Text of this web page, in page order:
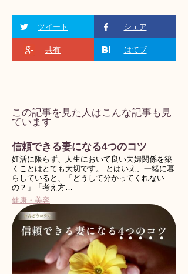
ツイート シェア
共有 はてブ
この記事を見た人はこんな記事も見
ています
信頼できる妻になる4つのコツ
妊活に限らず、人生において良い夫婦関係を築
くことはとても大切です。 とはいえ、一緒に暮
らしていると、「どうして分かってくれない
の？」「考え方…
健康・美容